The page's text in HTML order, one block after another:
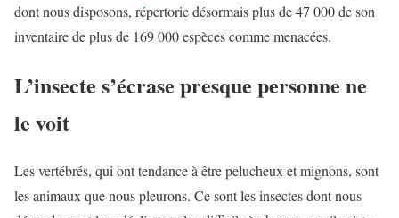
dont nous disposons, répertorie désormais plus de 47 000 de son
inventaire de plus de 169 000 espèces comme menacées.
L’insecte s’écrase presque personne ne
le voit
Les vertébrés, qui ont tendance à être pelucheux et mignons, sont
les animaux que nous pleurons. Ce sont les insectes dont nous